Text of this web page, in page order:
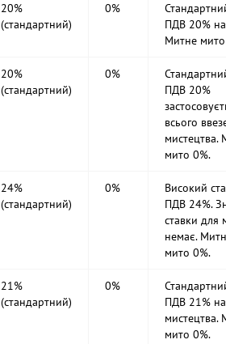
20%
(стандартний)
0%
ПДВ 20% на
Митне
20%
(стандартний)
0%
ПДВ 20%
всього
мистецтва.
мито 0%.
24%
(стандартний)
0%
Високий
ПДВ 24%.
ставки для
немає.
мито 0%.
21%
(стандартний)
0%
ПДВ 21% на
мистецтва.
мито 0%.